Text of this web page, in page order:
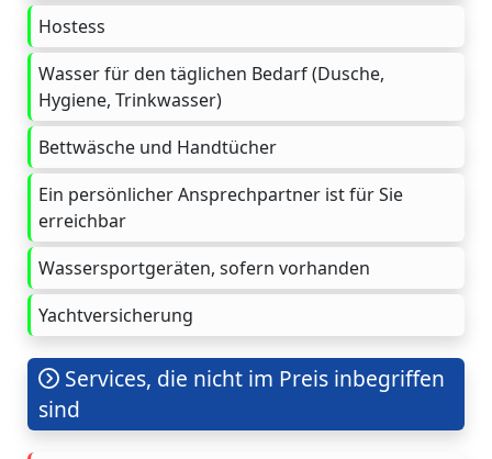
Hostess
Wasser für den täglichen Bedarf (Dusche,
Hygiene, Trinkwasser)
Bettwäsche und Handtücher
Ein persönlicher Ansprechpartner ist für Sie
erreichbar
Wassersportgeräten, sofern vorhanden
Yachtversicherung
Services, die nicht im Preis inbegriffen
sind